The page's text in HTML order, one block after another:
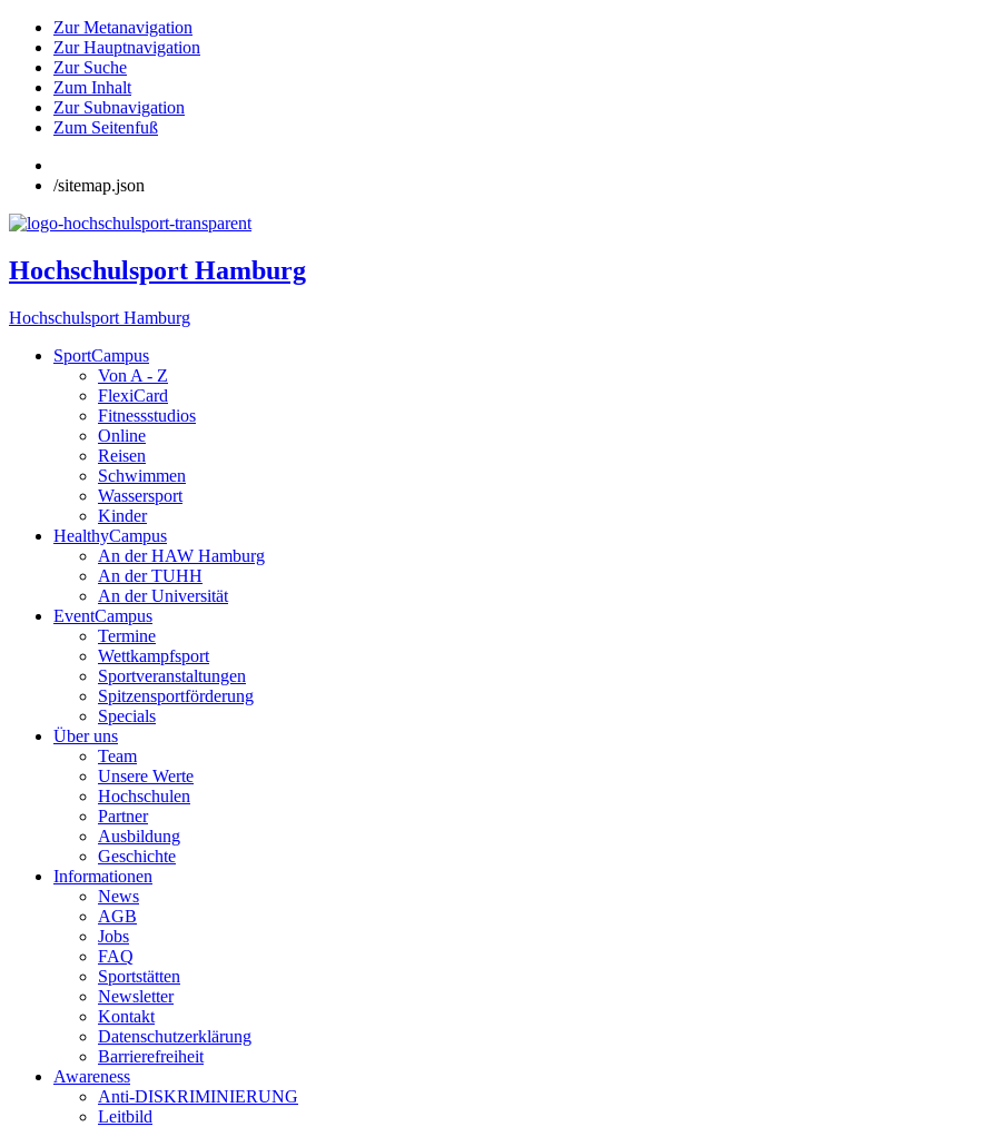
Zur Metanavigation
Zur Hauptnavigation
Zur Suche
Zum Inhalt
Zur Subnavigation
Zum Seitenfuß
/sitemap.json
Hochschulsport Hamburg
Hochschulsport Hamburg
SportCampus
Von A - Z
FlexiCard
Fitnessstudios
Online
Reisen
Schwimmen
Wassersport
Kinder
HealthyCampus
An der HAW Hamburg
An der TUHH
An der Universität
EventCampus
Termine
Wettkampfsport
Sportveranstaltungen
Spitzensportförderung
Specials
Über uns
Team
Unsere Werte
Hochschulen
Partner
Ausbildung
Geschichte
Informationen
News
AGB
Jobs
FAQ
Sportstätten
Newsletter
Kontakt
Datenschutzerklärung
Barrierefreiheit
Awareness
Anti-DISKRIMINIERUNG
Leitbild